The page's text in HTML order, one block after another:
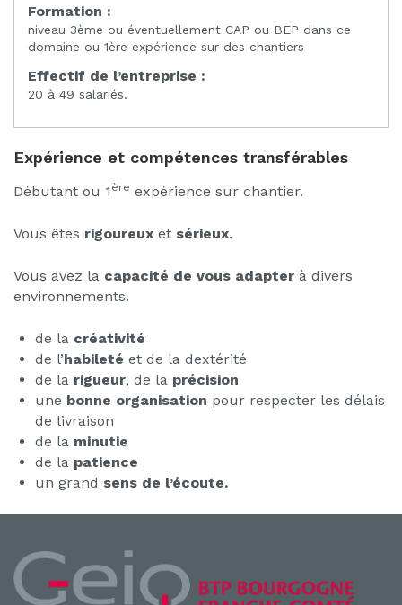
Formation :
niveau 3ème ou éventuellement CAP ou BEP dans ce
domaine ou 1ère expérience sur des chantiers
Effectif de l’entreprise :
20 à 49 salariés.
Expérience et compétences transférables
Débutant ou 1 ère expérience sur chantier.
Vous êtes rigoureux et sérieux.
Vous avez la capacité de vous adapter à divers
environnements.
de la créativité
de l’habileté et de la dextérité
de la rigueur, de la précision
une bonne organisation pour respecter les délais
de livraison
de la minutie
de la patience
un grand sens de l’écoute.